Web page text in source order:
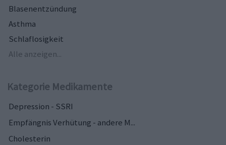
Blasenentzündung
Asthma
Schlaflosigkeit
Alle anzeigen...
Kategorie Medikamente
Depression - SSRI
Empfängnis Verhütung - andere M...
Cholesterin